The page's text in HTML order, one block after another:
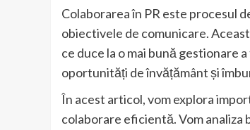
Colaborarea în PR este procesul
obiectivele de comunicare.
ce duce la o mai bună gestionare
oportunități de învățământ și
În acest articol, vom explora
colaborare eficientă. Vom